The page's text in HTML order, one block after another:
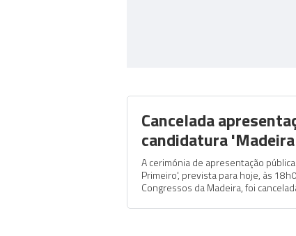
Cancelada
candidatura
A cerimónia de apresentação
Primeiro', prevista para hoje, às
Congressos da Madeira, foi